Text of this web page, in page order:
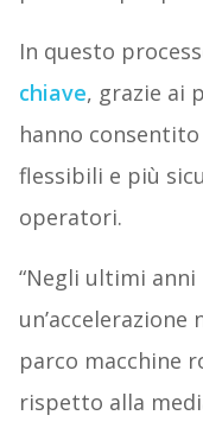
In questo
chiave, grazie ai
hanno
flessibili e più
operatori.
“Negli ultimi anni
un’accelerazione
parco macchine
rispetto alla